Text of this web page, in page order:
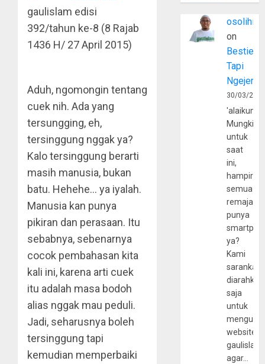
gaulislam edisi
392/tahun ke-8 (8 Rajab
1436 H/ 27 April 2015)
Aduh, ngomongin tentang
cuek nih. Ada yang
tersungging, eh,
tersinggung nggak ya?
Kalo tersinggung berarti
masih manusia, bukan
batu. Hehehe… ya iyalah.
Manusia kan punya
pikiran dan perasaan. Itu
sebabnya, sebenarnya
cocok pembahasan kita
kali ini, karena arti cuek
itu adalah masa bodoh
alias nggak mau peduli.
Jadi, seharusnya boleh
tersinggung tapi
kemudian memperbaiki
osolihin
on
Bestie
Tapi
30/03/
Mungkin
untuk
saat
ini,
hampir
semua
remaja
punya
ya?
Kami
sarankan,
diarahkan
saja
untuk
website
agar…